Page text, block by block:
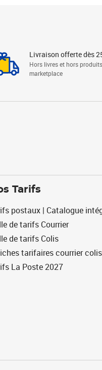
Livraison offerte dès
Hors livres et hors produits
marketplace
Tarifs
postaux | Catalogue
de tarifs Courrier
de tarifs Colis
tarifaires courrier colis
La Poste 2027